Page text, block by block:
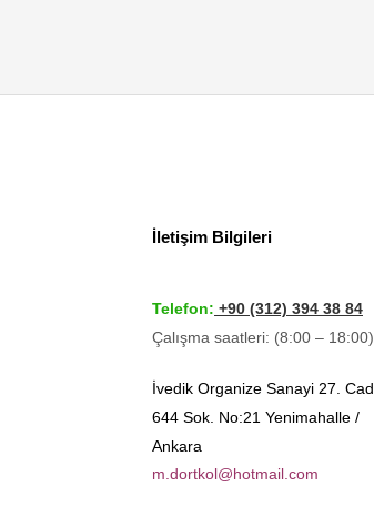
İletişim Bilgileri
Telefon: +90 (312) 394 38 84
Çalışma saatleri: (8:00 – 18:00)
İvedik Organize Sanayi 27. Cad.
644 Sok. No:21 Yenimahalle /
Ankara
m.dortkol@hotmail.com